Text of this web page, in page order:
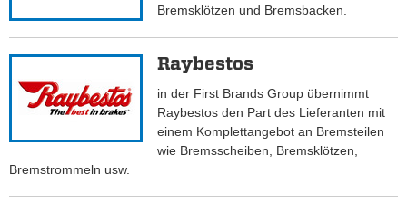
Bremsklötzen und Bremsbacken.
Raybestos
in der First Brands Group übernimmt
Raybestos den Part des Lieferanten mit
einem Komplettangebot an Bremsteilen
wie Bremsscheiben, Bremsklötzen,
Bremstrommeln usw.